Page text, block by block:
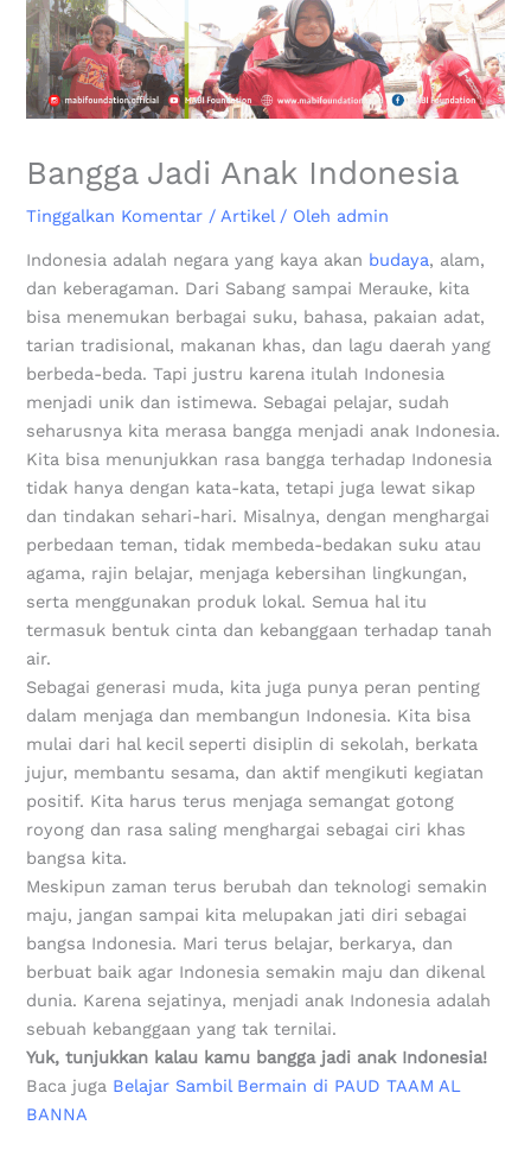
Bangga Jadi Anak Indonesia
Tinggalkan Komentar / Artikel / Oleh admin
Indonesia adalah negara yang kaya akan budaya, alam,
dan keberagaman. Dari Sabang sampai Merauke, kita
bisa menemukan berbagai suku, bahasa, pakaian adat,
tarian tradisional, makanan khas, dan lagu daerah yang
berbeda-beda. Tapi justru karena itulah Indonesia
menjadi unik dan istimewa. Sebagai pelajar, sudah
seharusnya kita merasa bangga menjadi anak Indonesia.
Kita bisa menunjukkan rasa bangga terhadap Indonesia
tidak hanya dengan kata-kata, tetapi juga lewat sikap
dan tindakan sehari-hari. Misalnya, dengan menghargai
perbedaan teman, tidak membeda-bedakan suku atau
agama, rajin belajar, menjaga kebersihan lingkungan,
serta menggunakan produk lokal. Semua hal itu
termasuk bentuk cinta dan kebanggaan terhadap tanah
air.
Sebagai generasi muda, kita juga punya peran penting
dalam menjaga dan membangun Indonesia. Kita bisa
mulai dari hal kecil seperti disiplin di sekolah, berkata
jujur, membantu sesama, dan aktif mengikuti kegiatan
positif. Kita harus terus menjaga semangat gotong
royong dan rasa saling menghargai sebagai ciri khas
bangsa kita.
Meskipun zaman terus berubah dan teknologi semakin
maju, jangan sampai kita melupakan jati diri sebagai
bangsa Indonesia. Mari terus belajar, berkarya, dan
berbuat baik agar Indonesia semakin maju dan dikenal
dunia. Karena sejatinya, menjadi anak Indonesia adalah
sebuah kebanggaan yang tak ternilai.
Yuk, tunjukkan kalau kamu bangga jadi anak Indonesia!
Baca juga Belajar Sambil Bermain di PAUD TAAM AL
BANNA